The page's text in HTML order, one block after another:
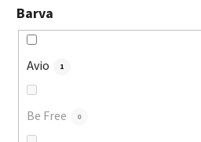
Barva
Avio 1
Be Free 0